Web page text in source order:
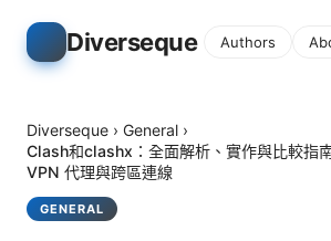
Diverseque Authors
Diverseque › General ›
Clash和clashx：全面解析、實作與比較指
VPN 代理與跨區連線
GENERAL